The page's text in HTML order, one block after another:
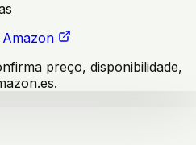
preço, disponibilidade,